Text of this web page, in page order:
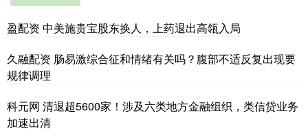
盈配资 中美施贵宝股东换人，上药退出高瓴入局
久融配资 肠易激综合征和情绪有关吗？腹部不适反复出现要
规律调理
科元网 清退超5600家！涉及六类地方金融组织，类信贷业务
加速出清